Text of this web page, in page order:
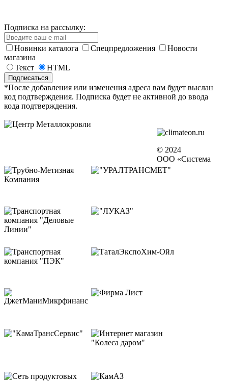
Подписка на рассылку:
Новинки каталога Спецпредложения
Новости
магазина
Текст
HTML
*После добавления или изменения адреса вам будет выслан
код подтверждения. Подписка будет не активной до ввода
кода подтверждения.
© 2024
ООО «Система